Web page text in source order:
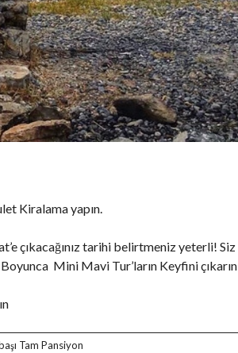
Kiralama yapın.
çıkacağınız tarihi belirtmeniz yeterli! Siz
Mini Mavi Tur’ların Keyfini
Tam Pansiyon